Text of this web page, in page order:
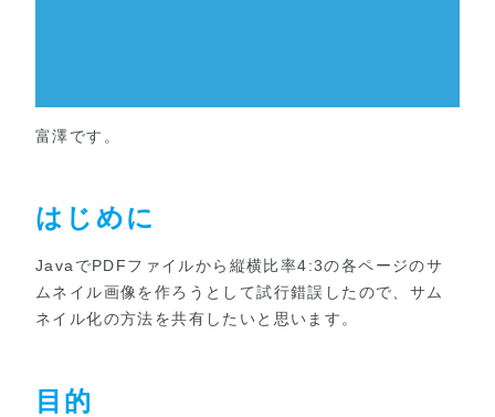
富澤です。
はじめに
JavaでPDFファイルから縦横比率4:3の各ページのサ
ムネイル画像を作ろうとして試行錯誤したので、サム
ネイル化の方法を共有したいと思います。
目的